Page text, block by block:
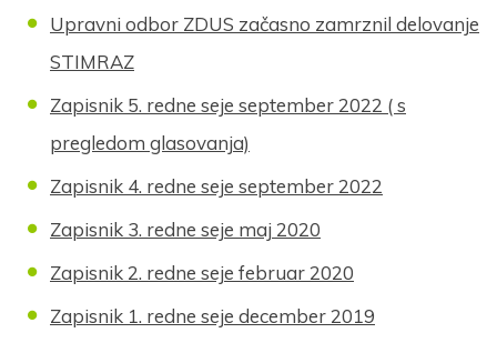
Upravni odbor ZDUS začasno zamrznil delovanje
STIMRAZ
Zapisnik 5. redne seje september 2022 ( s
pregledom glasovanja)
Zapisnik 4. redne seje september 2022
Zapisnik 3. redne seje maj 2020
Zapisnik 2. redne seje februar 2020
Zapisnik 1. redne seje december 2019